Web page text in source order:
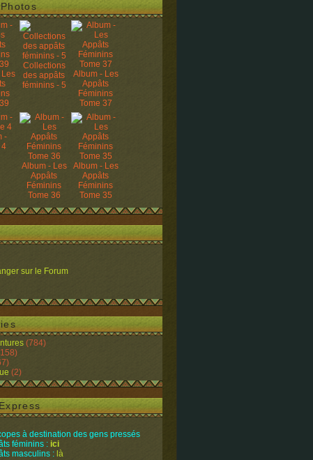
Collections
des appâts
féminins - 5
Album - Les
Appâts
Féminins
Tome 37
-
4
Album - Les
Appâts
Féminins
Tome 36
Album - Les
Appâts
Féminins
Tome 35
sur le Forum
(784)
(2)
à destination des gens pressés
féminins : ici
masculins : là